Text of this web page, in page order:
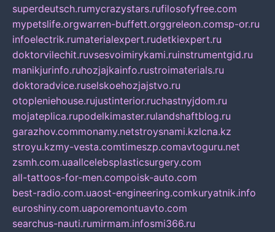
superdeutsch.rumycrazystars.rufilosofyfree.com
mypetslife.orgwarren-buffett.orggreleon.comsp-or.ru
infoelectrik.rumaterialexpert.rudetkiexpert.ru
doktorvilechit.ruvsesvoimirykami.ruinstrumentgid.ru
manikjurinfo.ruhozjajkainfo.rustroimaterials.ru
doktoradvice.ruselskoehozjajstvo.ru
otopleniehouse.rujustinterior.ruchastnyjdom.ru
mojateplica.rupodelkimaster.rulandshaftblog.ru
garazhov.commonamy.netstroysnami.kzlcna.kz
stroyu.kzmy-vesta.comtimeszp.comavtoguru.net
zsmh.com.uaallcelebsplasticsurgery.com
all-tattoos-for-men.compoisk-auto.com
best-radio.com.uaost-engineering.comkuryatnik.info
euroshiny.com.uaporemontuavto.com
searchus-nauti.rumirmam.infosmi366.ru